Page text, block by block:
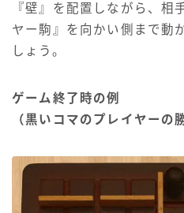
『壁』を配置しながら、相
ヤー駒』を向かい側まで動
しょう。
ゲーム終了時の例
（黒いコマのプレイヤーの